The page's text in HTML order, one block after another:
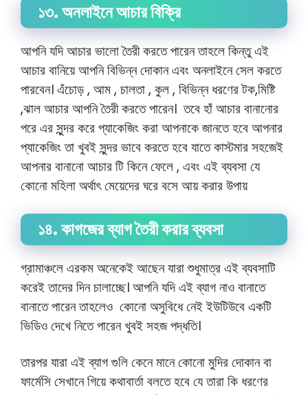
১৩. অনলাইনে আচার বিক্রি
আপনি যদি আচার ভালো তৈরী করতে পারেন তাহলে কিন্তু এই
আচার বানিয়ে আপনি বিভিন্ন দোকান এবং অনলাইনে সেল করতে
পারবেন। এঁচোড় , আম , চালতা , কুল , বিভিন্ন ধরণের টক,মিষ্টি
,ঝাল আচার আপনি তৈরী করতে পারেন। তবে হাঁ আচার বানানোর
পরে এর সুন্দর করে প্যাকেজিং করা আপনাকে জানতে হবে আপনার
প্যাকেজিং তা খুবই সুন্দর ভাবে করতে হবে যাতে কাস্টমার সহজেই
আপনার বানানো আচার টি কিনে ফেলে , এবং এই ব্যবসা যে
কোনো মহিলা অর্থাৎমেয়েদের ঘরে বসে আয় করার উপায়
১৪. কাগজের ব্যাগ তৈরী করার ব্যবসা
গ্রামাঞ্চলে এরকম অনেকেই আছেন যারা শুধুমাত্র এই ব্যবসাটি
করেই তাদের দিন চালাচ্ছে। আপনি যদি এই ব্যাগ নাও বানাতে
বানাতে পারেন তাহলেও কোনো অসুবিধে নেই ইউটিউবে একটি
ভিডিও দেখে নিতে পারেন খুবই সহজ পদ্ধতি।
তারপর যারা এই ব্যাগ গুলি কেনে মানে কোনো মুদির দোকান বা
ফার্মেসি সেখানে গিয়ে কথাবার্তা বলতে হবে যে তারা কি ধরণের